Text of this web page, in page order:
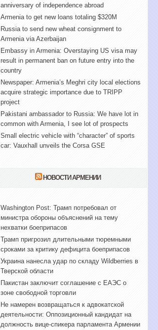
anniversary of independence abroad
Armenia to get new loans totaling $320M
Russia to send new wheat consignment to
Armenia via Azerbaijan
Embassy in Armenia: Overstaying US visa may
result in permanent ban on future entry into the
country
Newspaper: Armenia’s Meghri city local elections
acquire strategic importance due to TRIPP
project
Pakistani ambassador to Russia: We have lot in
common with Armenia, I see lot of prospects
Small electric vehicle with “character” of sports
car: Vauxhall unveils the Corsa GSE
НОВОСТИ АРМЕНИИ
Washington Post: Трамп потребовал от
министра обороны объяснений на тему
нехватки боеприпасов
Трамп пригрозил длительными тюремными
сроками за критику дефицита боеприпасов
Украина нанесла удар по складу Wildberries в
Тверской области
Пакистан заключит соглашение с ЕАЭС о
зоне свободной торговли
Не намерен возвращаться к адвокатской
деятельности: Оппозиционный кандидат на
должность вице-спикера парламента Армении